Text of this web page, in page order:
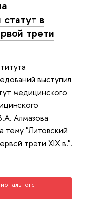
в
трети
выступил
медицинского
Алмазова
тему "Литовский
трети XIX в.".